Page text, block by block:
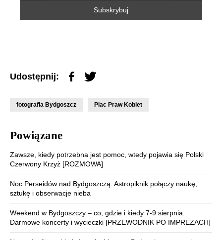
Udostępnij:
fotografia Bydgoszcz Plac Praw Kobiet
Powiązane
Zawsze, kiedy potrzebna jest pomoc, wtedy pojawia się Polski
Czerwony Krzyż [ROZMOWA]
Noc Perseidów nad Bydgoszczą. Astropiknik połączy naukę,
sztukę i obserwacje nieba
Weekend w Bydgoszczy – co, gdzie i kiedy 7-9 sierpnia.
Darmowe koncerty i wycieczki [PRZEWODNIK PO IMPREZACH]